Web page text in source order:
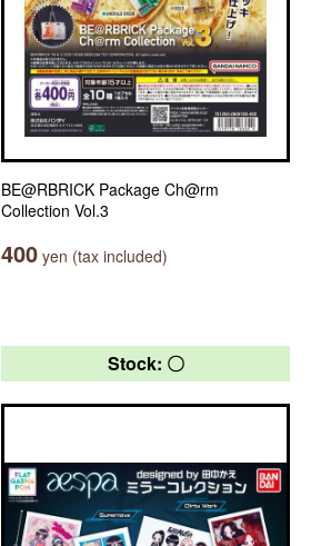
BE@RBRICK Package Ch@rm
Collection Vol.3
400 yen (tax included)
Stock: 〇